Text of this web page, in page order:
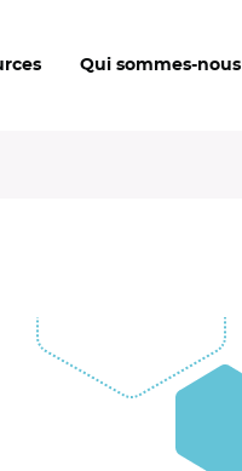
Qui sommes-nous